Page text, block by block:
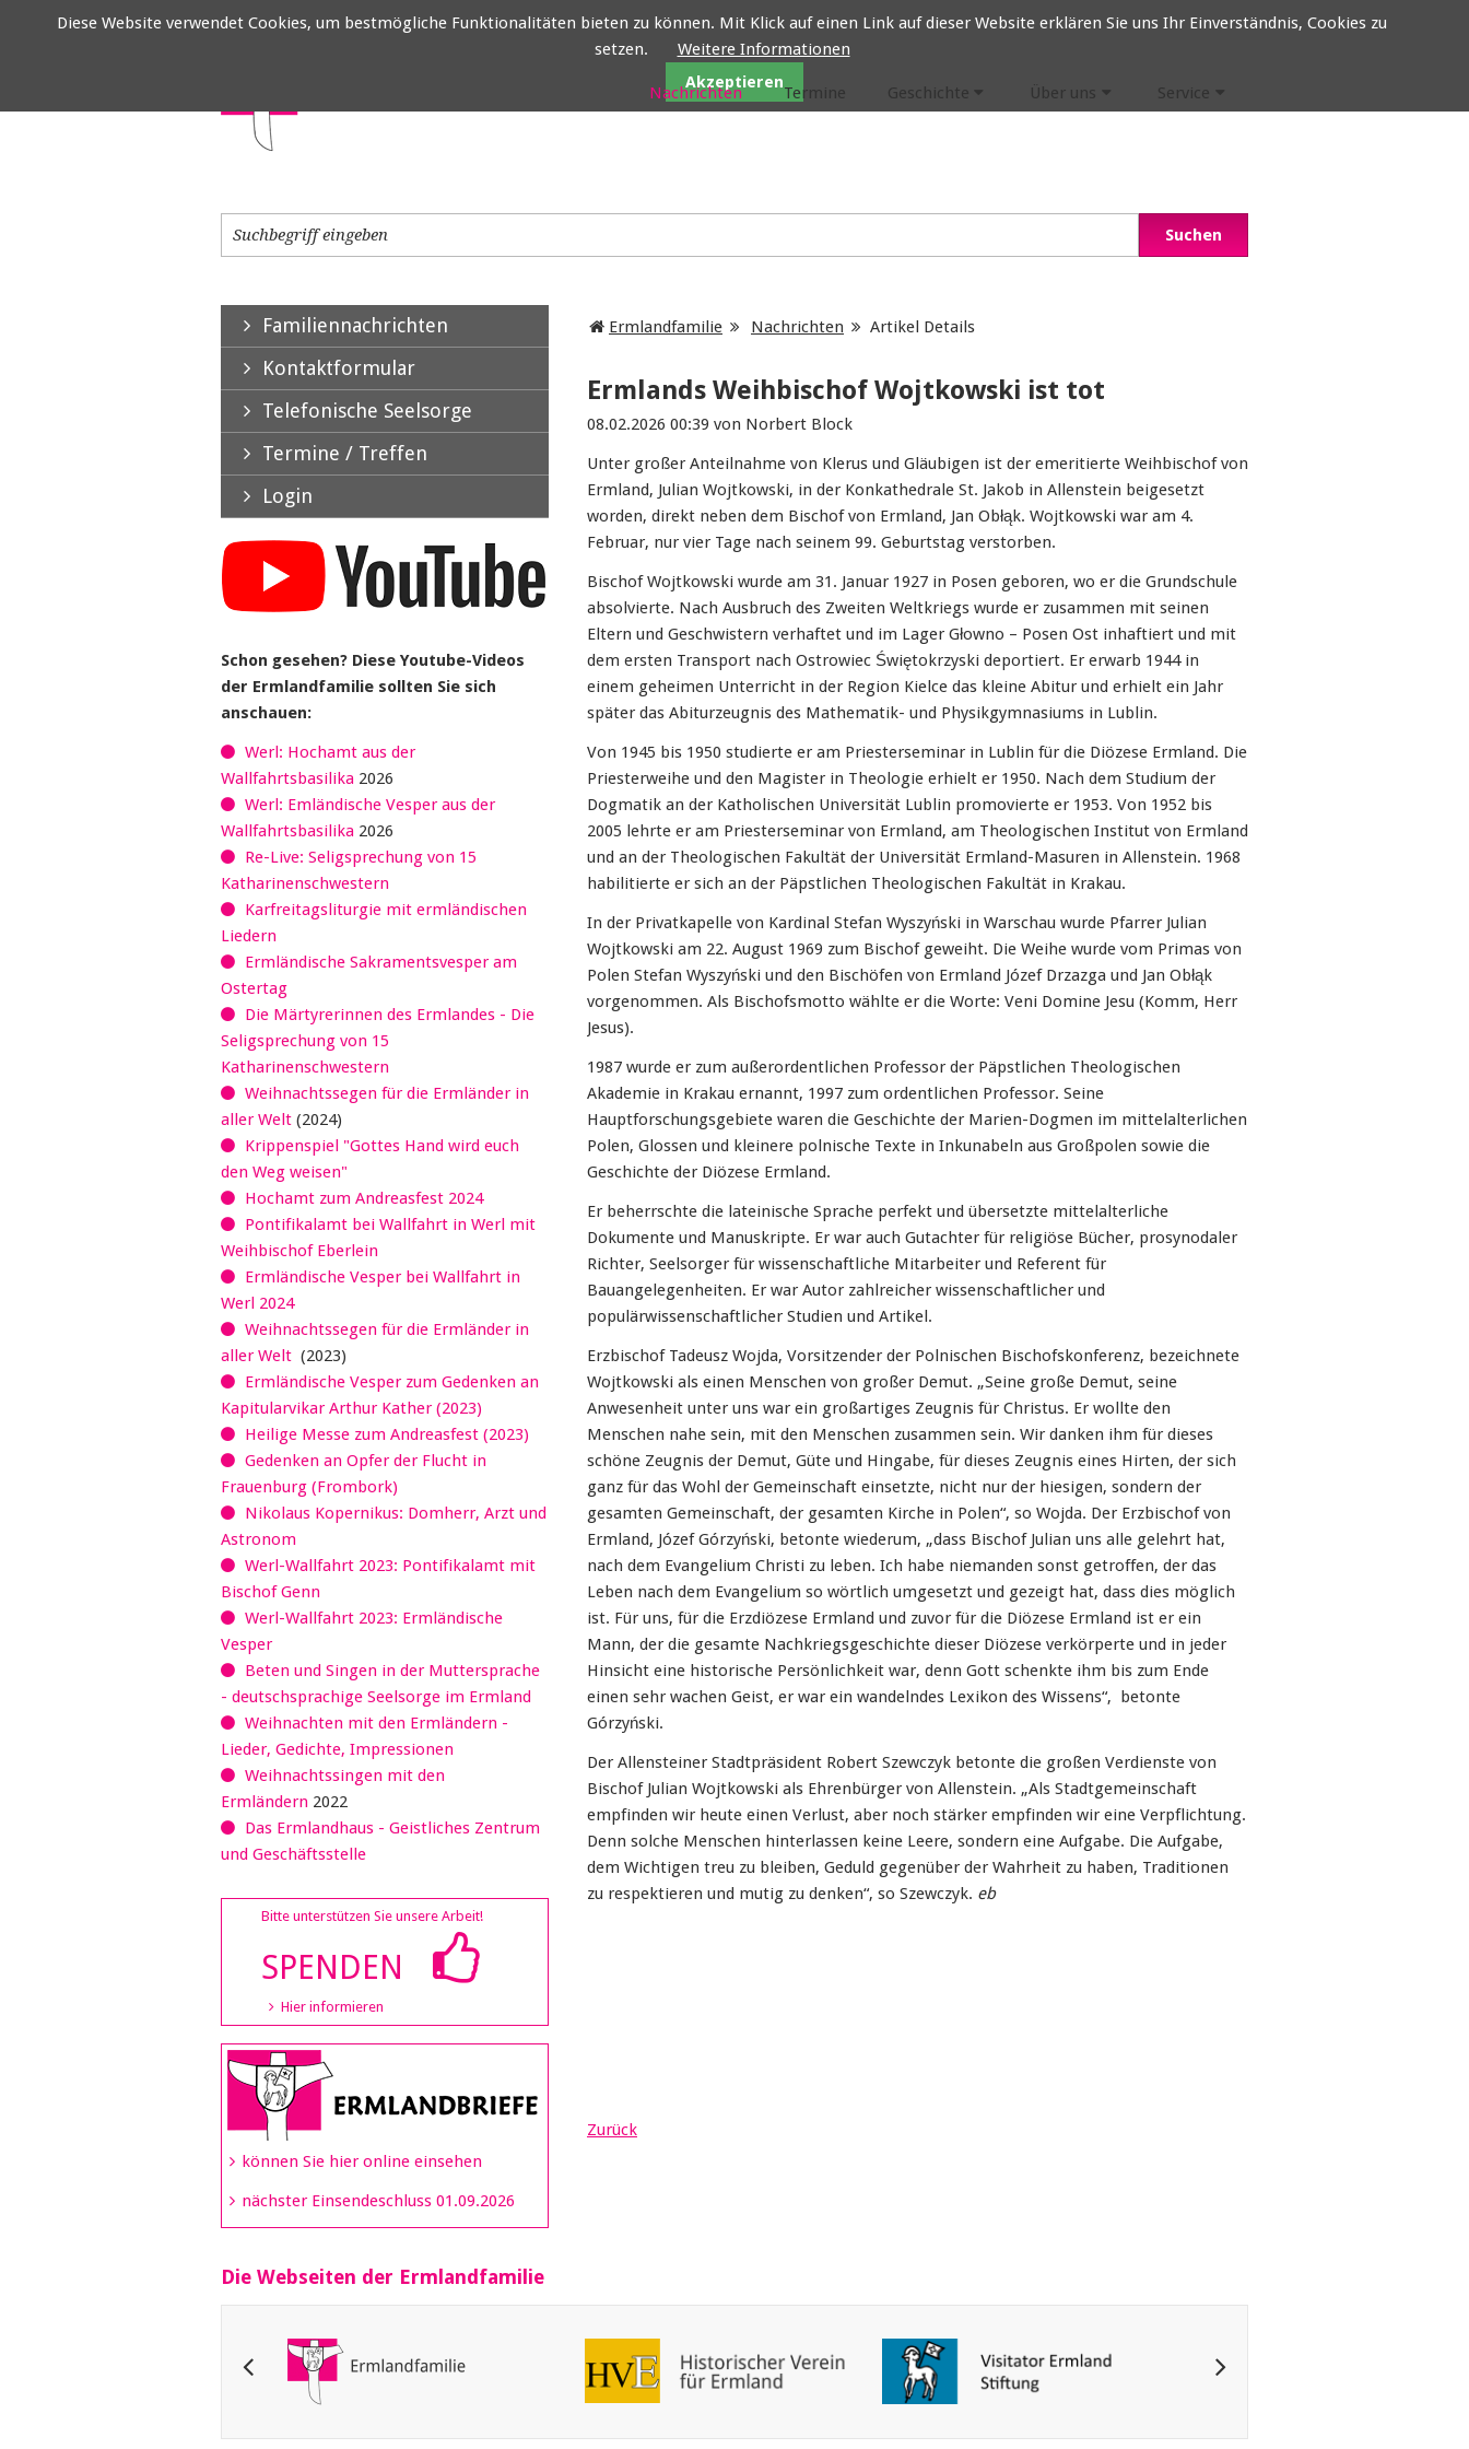
Nachrichten
Termine Geschichte Über uns Service
Ermlandfamilie Nachrichten Artikel Details
Ermlands Weihbischof Wojtkowski ist tot
08.02.2026 00:39 von Norbert Block
Unter großer Anteilnahme von Klerus und Gläubigen ist der emeritierte Weihbischof von
Ermland, Julian Wojtkowski, in der Konkathedrale St. Jakob in Allenstein beigesetzt
worden, direkt neben dem Bischof von Ermland, Jan Obłąk. Wojtkowski war am 4.
Februar, nur vier Tage nach seinem 99. Geburtstag verstorben.
Bischof Wojtkowski wurde am 31. Januar 1927 in Posen geboren, wo er die Grundschule
absolvierte. Nach Ausbruch des Zweiten Weltkriegs wurde er zusammen mit seinen
Eltern und Geschwistern verhaftet und im Lager Głowno – Posen Ost inhaftiert und mit
dem ersten Transport nach Ostrowiec Świętokrzyski deportiert. Er erwarb 1944 in
einem geheimen Unterricht in der Region Kielce das kleine Abitur und erhielt ein Jahr
später das Abiturzeugnis des Mathematik- und Physikgymnasiums in Lublin.
Von 1945 bis 1950 studierte er am Priesterseminar in Lublin für die Diözese Ermland. Die
Priesterweihe und den Magister in Theologie erhielt er 1950. Nach dem Studium der
Dogmatik an der Katholischen Universität Lublin promovierte er 1953. Von 1952 bis
2005 lehrte er am Priesterseminar von Ermland, am Theologischen Institut von Ermland
und an der Theologischen Fakultät der Universität Ermland-Masuren in Allenstein. 1968
habilitierte er sich an der Päpstlichen Theologischen Fakultät in Krakau.
In der Privatkapelle von Kardinal Stefan Wyszyński in Warschau wurde Pfarrer Julian
Wojtkowski am 22. August 1969 zum Bischof geweiht. Die Weihe wurde vom Primas von
Polen Stefan Wyszyński und den Bischöfen von Ermland Józef Drzazga und Jan Obłąk
vorgenommen. Als Bischofsmotto wählte er die Worte: Veni Domine Jesu (Komm, Herr
Jesus).
1987 wurde er zum außerordentlichen Professor der Päpstlichen Theologischen
Akademie in Krakau ernannt, 1997 zum ordentlichen Professor. Seine
Hauptforschungsgebiete waren die Geschichte der Marien-Dogmen im mittelalterlichen
Polen, Glossen und kleinere polnische Texte in Inkunabeln aus Großpolen sowie die
Geschichte der Diözese Ermland.
Er beherrschte die lateinische Sprache perfekt und übersetzte mittelalterliche
Dokumente und Manuskripte. Er war auch Gutachter für religiöse Bücher, prosynodaler
Richter, Seelsorger für wissenschaftliche Mitarbeiter und Referent für
Bauangelegenheiten. Er war Autor zahlreicher wissenschaftlicher und
populärwissenschaftlicher Studien und Artikel.
Erzbischof Tadeusz Wojda, Vorsitzender der Polnischen Bischofskonferenz, bezeichnete
Wojtkowski als einen Menschen von großer Demut. „Seine große Demut, seine
Anwesenheit unter uns war ein großartiges Zeugnis für Christus. Er wollte den
Menschen nahe sein, mit den Menschen zusammen sein. Wir danken ihm für dieses
schöne Zeugnis der Demut, Güte und Hingabe, für dieses Zeugnis eines Hirten, der sich
ganz für das Wohl der Gemeinschaft einsetzte, nicht nur der hiesigen, sondern der
gesamten Gemeinschaft, der gesamten Kirche in Polen“, so Wojda. Der Erzbischof von
Ermland, Józef Górzyński, betonte wiederum, „dass Bischof Julian uns alle gelehrt hat,
nach dem Evangelium Christi zu leben. Ich habe niemanden sonst getroffen, der das
Leben nach dem Evangelium so wörtlich umgesetzt und gezeigt hat, dass dies möglich
ist. Für uns, für die Erzdiözese Ermland und zuvor für die Diözese Ermland ist er ein
Mann, der die gesamte Nachkriegsgeschichte dieser Diözese verkörperte und in jeder
Hinsicht eine historische Persönlichkeit war, denn Gott schenkte ihm bis zum Ende
einen sehr wachen Geist, er war ein wandelndes Lexikon des Wissens“, betonte
Górzyński.
Der Allensteiner Stadtpräsident Robert Szewczyk betonte die großen Verdienste von
Bischof Julian Wojtkowski als Ehrenbürger von Allenstein. „Als Stadtgemeinschaft
empfinden wir heute einen Verlust, aber noch stärker empfinden wir eine Verpflichtung.
Denn solche Menschen hinterlassen keine Leere, sondern eine Aufgabe. Die Aufgabe,
dem Wichtigen treu zu bleiben, Geduld gegenüber der Wahrheit zu haben, Traditionen
zu respektieren und mutig zu denken“, so Szewczyk. eb
Zurück
Familiennachrichten
Kontaktformular
Telefonische Seelsorge
Termine / Treffen
Login
Schon gesehen? Diese Youtube-Videos
der Ermlandfamilie sollten Sie sich
anschauen:
Werl: Hochamt aus der
Wallfahrtsbasilika 2026
Werl: Emländische Vesper aus der
Wallfahrtsbasilika 2026
Re-Live: Seligsprechung von 15
Katharinenschwestern
Karfreitagsliturgie mit ermländischen
Liedern
Ermländische Sakramentsvesper am
Ostertag
Die Märtyrerinnen des Ermlandes - Die
Seligsprechung von 15
Katharinenschwestern
Weihnachtssegen für die Ermländer in
aller Welt (2024)
Krippenspiel "Gottes Hand wird euch
den Weg weisen"
Hochamt zum Andreasfest 2024
Pontifikalamt bei Wallfahrt in Werl mit
Weihbischof Eberlein
Ermländische Vesper bei Wallfahrt in
Werl 2024
Weihnachtssegen für die Ermländer in
aller Welt (2023)
Ermländische Vesper zum Gedenken an
Kapitularvikar Arthur Kather (2023)
Heilige Messe zum Andreasfest (2023)
Gedenken an Opfer der Flucht in
Frauenburg (Frombork)
Nikolaus Kopernikus: Domherr, Arzt und
Astronom
Werl-Wallfahrt 2023: Pontifikalamt mit
Bischof Genn
Werl-Wallfahrt 2023: Ermländische
Vesper
Beten und Singen in der Muttersprache
- deutschsprachige Seelsorge im Ermland
Weihnachten mit den Ermländern -
Lieder, Gedichte, Impressionen
Weihnachtssingen mit den
Ermländern 2022
Das Ermlandhaus - Geistliches Zentrum
und Geschäftsstelle
Bitte unterstützen Sie unsere Arbeit!
SPENDEN
Hier informieren
können Sie hier online einsehen
nächster Einsendeschluss 01.09.2026
Die Webseiten der Ermlandfamilie
Diese Website verwendet Cookies, um bestmögliche Funktionalitäten bieten zu können. Mit Klick auf einen Link auf dieser Website erklären Sie uns Ihr Einverständnis, Cookies zu
setzen.
Weitere Informationen
Akzeptieren